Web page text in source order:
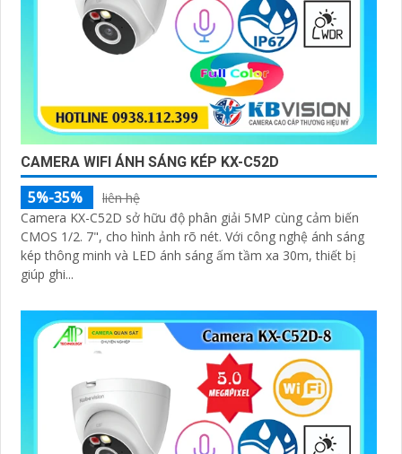
CAMERA WIFI ÁNH SÁNG KÉP KX-C52D
5%-35%
liên hệ
Camera KX-C52D sở hữu độ phân giải 5MP cùng cảm biến
CMOS 1/2. 7", cho hình ảnh rõ nét. Với công nghệ ánh sáng
kép thông minh và LED ánh sáng ấm tầm xa 30m, thiết bị
giúp ghi...